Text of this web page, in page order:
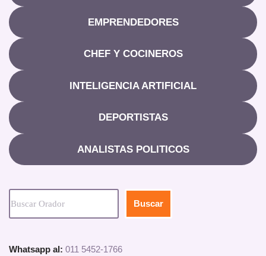
EMPRENDEDORES
CHEF Y COCINEROS
INTELIGENCIA ARTIFICIAL
DEPORTISTAS
ANALISTAS POLITICOS
Buscar
Whatsapp al: 011 5452-1766